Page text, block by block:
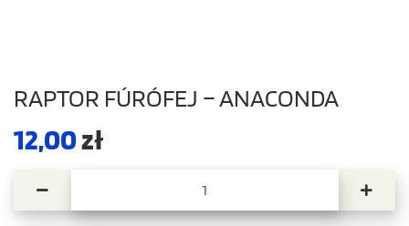
RAPTOR FÚRÓFEJ – ANACONDA
12,00zł
Raptor Fúrófej – Anaconda mennyiség